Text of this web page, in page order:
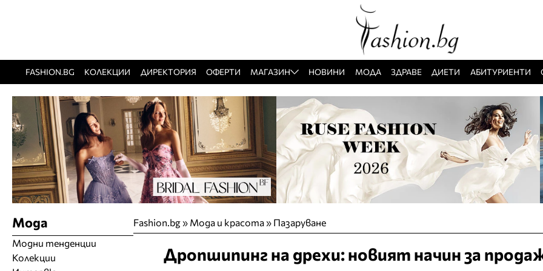
FASHION.BG КОЛЕКЦИИ ДИРЕКТОРИЯ ОФЕРТИ МАГАЗИН НОВИНИ МОДА ЗДРАВЕ ДИЕТИ АБИТУРИЕНТИ
Fashion.bg» Мода и красота» Пазаруване
Дропшипинг на дрехи: новият начин за
Мода
Модни тенденции
Колекции